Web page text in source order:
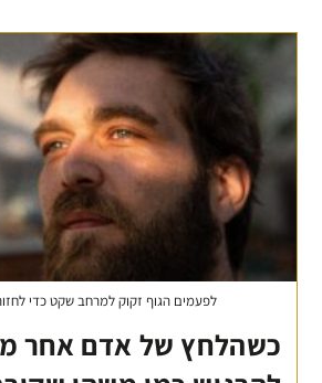
לפעמים הגוף זקוק למרחב שקט כדי
כשהלחץ של אדם אחר